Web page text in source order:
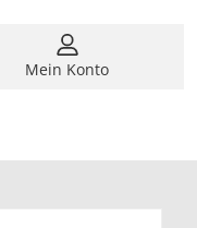
Mein Konto